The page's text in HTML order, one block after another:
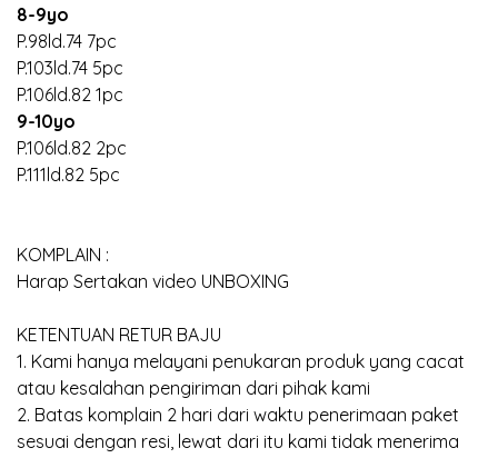
8-9yo
P.98ld.74 7pc
P.103ld.74 5pc
P.106ld.82 1pc
9-10yo
P.106ld.82 2pc
P.111ld.82 5pc
KOMPLAIN :
Harap Sertakan video UNBOXING
KETENTUAN RETUR BAJU
1. Kami hanya melayani penukaran produk yang cacat
atau kesalahan pengiriman dari pihak kami
2. Batas komplain 2 hari dari waktu penerimaan paket
sesuai dengan resi, lewat dari itu kami tidak menerima